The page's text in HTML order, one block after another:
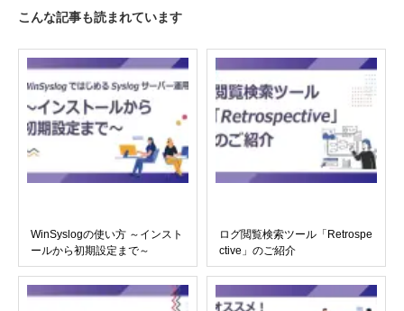
こんな記事も読まれています
WinSyslogの使い方 ～インスト
ールから初期設定まで～
ログ閲覧検索ツール「Retrospe
ctive」のご紹介